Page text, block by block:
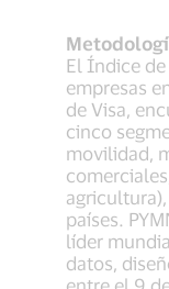
El Índice
empresas
de Visa,
cinco
movilidad,
países.
líder
datos,
entre el 9